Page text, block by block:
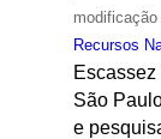
modificação
Recursos
São
e